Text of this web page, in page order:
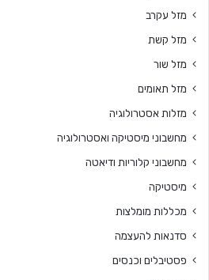
מזל עקרב
מזל קשת
מזל שור
מזל תאומים
מזלות אסטרולוגיה
מחשבוני מיסטיקה ואסטרולוגיה
מחשבוני קלוריות ודיאטה
מיסטיקה
מכללות מומלצות
סדנאות להעצמה
פסטיבלים וכנסים